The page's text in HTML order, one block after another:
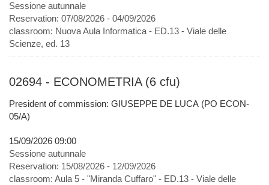
Sessione autunnale
Reservation: 07/08/2026 - 04/09/2026
classroom: Nuova Aula Informatica - ED.13 - Viale delle
Scienze, ed. 13
02694 - ECONOMETRIA (6 cfu)
President of commission: GIUSEPPE DE LUCA (PO ECON-
05/A)
15/09/2026 09:00
Sessione autunnale
Reservation: 15/08/2026 - 12/09/2026
classroom: Aula 5 - "Miranda Cuffaro" - ED.13 - Viale delle